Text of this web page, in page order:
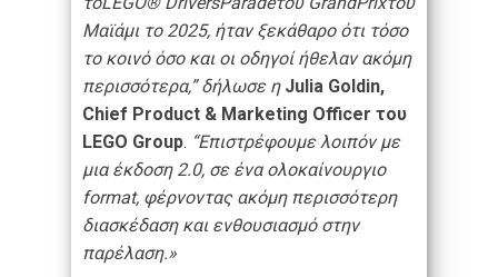
Μαϊάμι το 2025, ήταν ξεκάθαρο ότι τόσο
το κοινό όσο και οι οδηγοί ήθελαν ακόμη
περισσότερα,” δήλωσε η Julia Goldin,
Chief Product & Marketing Officer του
LEGO Group. “Επιστρέφουμε λοιπόν με
μια έκδοση 2.0, σε ένα ολοκαίνουργιο
format, φέρνοντας ακόμη περισσότερη
διασκέδαση και ενθουσιασμό στην
παρέλαση.»